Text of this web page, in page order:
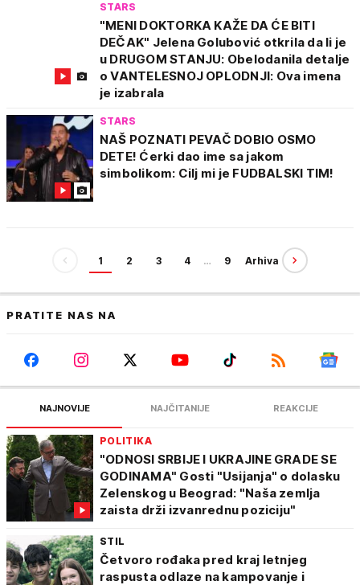
STARS
"MENI DOKTORKA KAŽE DA ĆE BITI
DEČAK" Jelena Golubović otkrila da li je
u DRUGOM STANJU: Obelodanila detalje
o VANTELESNOJ OPLODNJI: Ova imena
je izabrala
STARS
NAŠ POZNATI PEVAČ DOBIO OSMO
DETE! Ćerki dao ime sa jakom
simbolikom: Cilj mi je FUDBALSKI TIM!
1 2 3 4 … 9 Arhiva
PRATITE NAS NA
NAJNOVIJE NAJČITANIJE REAKCIJE
POLITIKA
"ODNOSI SRBIJE I UKRAJINE GRADE SE
GODINAMA" Gosti "Usijanja" o dolasku
Zelenskog u Beograd: "Naša zemlja
zaista drži izvanrednu poziciju"
STIL
Četvoro rođaka pred kraj letnjeg
raspusta odlaze na kampovanje i